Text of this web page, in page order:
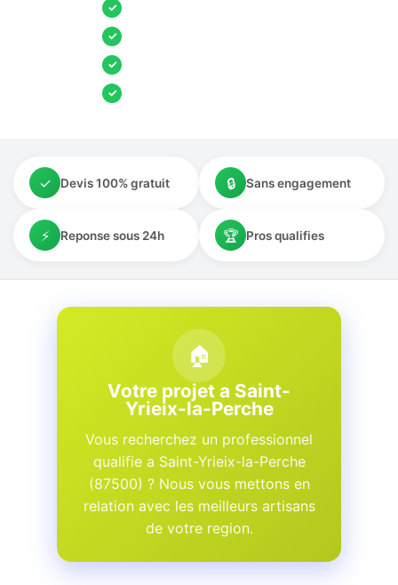
✓
✓
✓
✓
✓ Devis 100% gratuit 🔒 Sans engagement
⚡ Reponse sous 24h 🏆 Pros qualifies
🏠
Votre projet a Saint-
Yrieix-la-Perche
Vous recherchez un professionnel
qualifie a Saint-Yrieix-la-Perche
(87500) ? Nous vous mettons en
relation avec les meilleurs artisans
de votre region.